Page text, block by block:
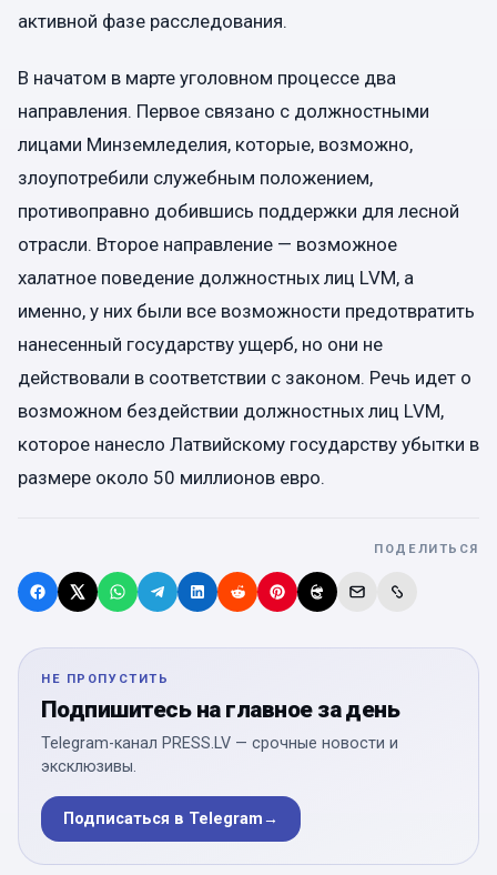
активной фазе расследования.
В начатом в марте уголовном процессе два
направления. Первое связано с должностными
лицами Минземледелия, которые, возможно,
злоупотребили служебным положением,
противоправно добившись поддержки для лесной
отрасли. Второе направление — возможное
халатное поведение должностных лиц LVM, а
именно, у них были все возможности предотвратить
нанесенный государству ущерб, но они не
действовали в соответствии с законом. Речь идет о
возможном бездействии должностных лиц LVM,
которое нанесло Латвийскому государству убытки в
размере около 50 миллионов евро.
ПОДЕЛИТЬСЯ
НЕ ПРОПУСТИТЬ
Подпишитесь на главное за день
Telegram-канал PRESS.LV — срочные новости и
эксклюзивы.
Подписаться в Telegram→